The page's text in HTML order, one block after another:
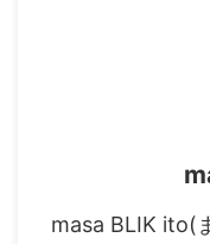
masa BLIK ito(